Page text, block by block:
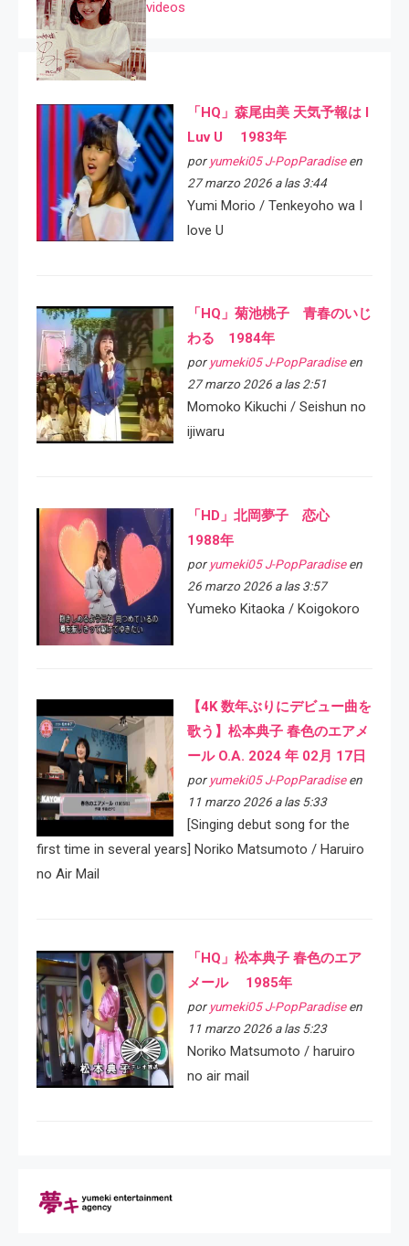
videos
「HQ」森尾由美 天気予報は I
Luv U 1983年
por yumeki05 J-PopParadiseen
27 marzo 2026 a las 3:44
Yumi Morio / Tenkeyoho wa I
love U
「HQ」菊池桃子 青春のいじ
わる 1984年
por yumeki05 J-PopParadiseen
27 marzo 2026 a las 2:51
Momoko Kikuchi / Seishun no
ijiwaru
「HD」北岡夢子 恋心
1988年
por yumeki05 J-PopParadiseen
26 marzo 2026 a las 3:57
Yumeko Kitaoka / Koigokoro
【4K 数年ぶりにデビュー曲を
歌う】松本典子 春色のエアメ
ール O.A. 2024 年 02月 17日
por yumeki05 J-PopParadiseen
11 marzo 2026 a las 5:33
[Singing debut song for the
first time in several years] Noriko Matsumoto / Haruiro
no Air Mail
「HQ」松本典子 春色のエア
メール 1985年
por yumeki05 J-PopParadiseen
11 marzo 2026 a las 5:23
Noriko Matsumoto / haruiro
no air mail